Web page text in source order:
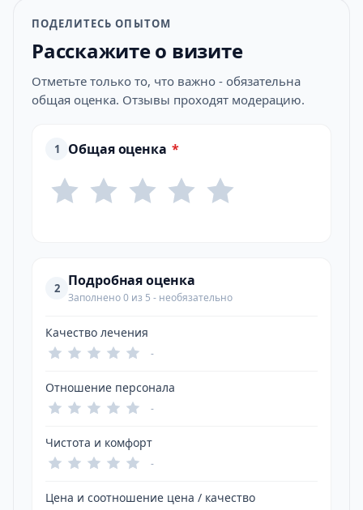
ПОДЕЛИТЕСЬ ОПЫТОМ
Расскажите о визите
Отметьте только то, что важно - обязательна
общая оценка. Отзывы проходят модерацию.
1 Общая оценка *
2 Подробная оценка
Заполнено 0 из 5 - необязательно
Качество лечения
-
Отношение персонала
-
Чистота и комфорт
-
Цена и соотношение цена / качество